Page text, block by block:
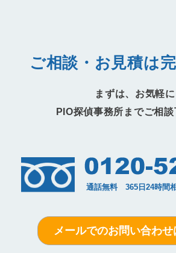
ご相談・お見積は
まずは、お気軽に
PIO探偵事務所までご相談
メールでのお問い合わせ